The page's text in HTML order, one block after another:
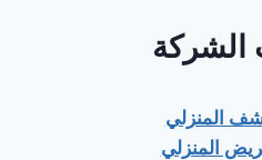
المنزلي
المنزلي